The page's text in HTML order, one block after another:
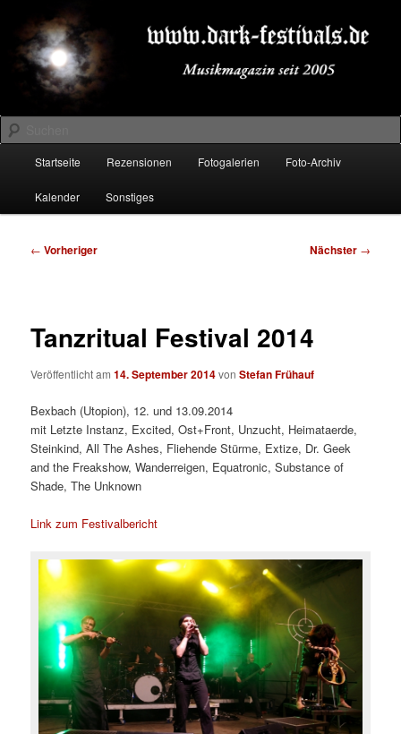
primären
Inhalt
springenDARK-FESTIVALS.DE
Suchen
Startseite Rezensionen Fotogalerien Foto-Archiv
Kalender Sonstiges
Beitragsnavigation
← Vorheriger Nächster →
Tanzritual Festival 2014
Veröffentlicht am14. September 2014vonStefan Frühauf
Bexbach (Utopion), 12. und 13.09.2014
mit Letzte Instanz, Excited, Ost+Front, Unzucht, Heimataerde,
Steinkind, All The Ashes, Fliehende Stürme, Extize, Dr. Geek
and the Freakshow, Wanderreigen, Equatronic, Substance of
Shade, The Unknown
Link zum Festivalbericht